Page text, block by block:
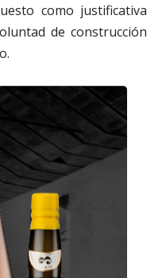
como justificativa
de construcción